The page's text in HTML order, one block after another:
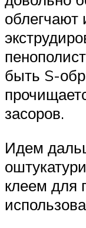
облегчают
быть S-
засоров.
Идем
клеем для